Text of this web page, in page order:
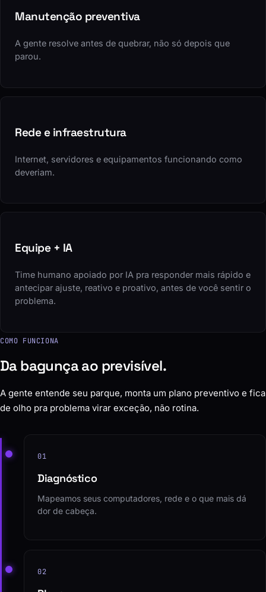
Manutenção preventiva
A gente resolve antes de quebrar, não só depois que
parou.
Rede e infraestrutura
Internet, servidores e equipamentos funcionando como
deveriam.
Equipe + IA
Time humano apoiado por IA pra responder mais rápido e
antecipar ajuste, reativo e proativo, antes de você sentir o
problema.
COMO FUNCIONA
Da bagunça ao previsível.
A gente entende seu parque, monta um plano preventivo e fica
de olho pra problema virar exceção, não rotina.
01
Diagnóstico
Mapeamos seus computadores, rede e o que mais dá
dor de cabeça.
02